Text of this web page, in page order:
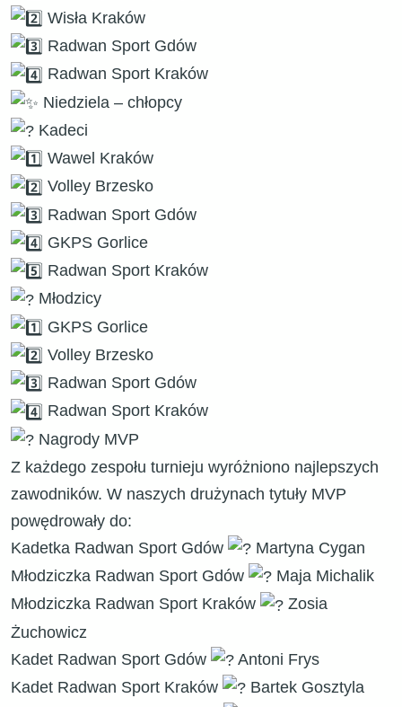
Wisła Kraków
Radwan Sport Gdów
Radwan Sport Kraków
Niedziela – chłopcy
Kadeci
Wawel Kraków
Volley Brzesko
Radwan Sport Gdów
GKPS Gorlice
Radwan Sport Kraków
Młodzicy
GKPS Gorlice
Volley Brzesko
Radwan Sport Gdów
Radwan Sport Kraków
Nagrody MVP
Z każdego zespołu turnieju wyróżniono najlepszych
zawodników. W naszych drużynach tytuły MVP
powędrowały do:
Kadetka Radwan Sport Gdów
Martyna Cygan
Młodziczka Radwan Sport Gdów
Maja Michalik
Młodziczka Radwan Sport Kraków
Zosia
Żuchowicz
Kadet Radwan Sport Gdów
Antoni Frys
Kadet Radwan Sport Kraków
Bartek Gosztyla